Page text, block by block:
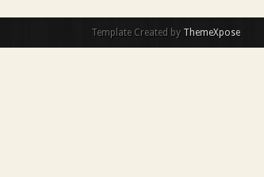
Template Created by ThemeXpose